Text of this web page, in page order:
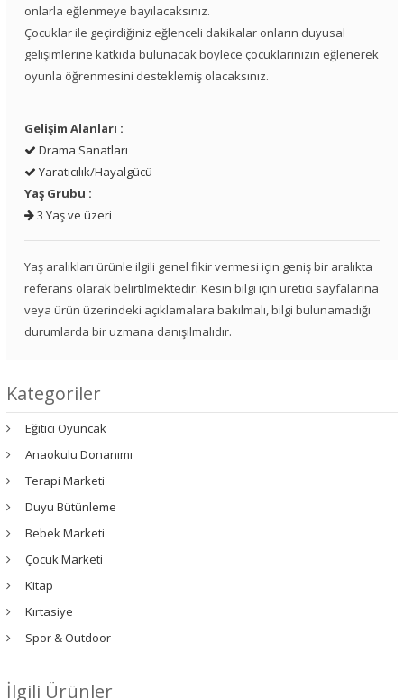
onlarla eğlenmeye bayılacaksınız.
Çocuklar ile geçirdiğiniz eğlenceli dakikalar onların duyusal
gelişimlerine katkıda bulunacak böylece çocuklarınızın eğlenerek
oyunla öğrenmesini desteklemiş olacaksınız.
Gelişim Alanları :
Drama Sanatları
Yaratıcılık/Hayalgücü
Yaş Grubu :
3 Yaş ve üzeri
Yaş aralıkları ürünle ilgili genel fikir vermesi için geniş bir aralıkta
referans olarak belirtilmektedir. Kesin bilgi için üretici sayfalarına
veya ürün üzerindeki açıklamalara bakılmalı, bilgi bulunamadığı
durumlarda bir uzmana danışılmalıdır.
Kategoriler
Eğitici Oyuncak
Anaokulu Donanımı
Terapi Marketi
Duyu Bütünleme
Bebek Marketi
Çocuk Marketi
Kitap
Kırtasiye
Spor & Outdoor
İlgili Ürünler